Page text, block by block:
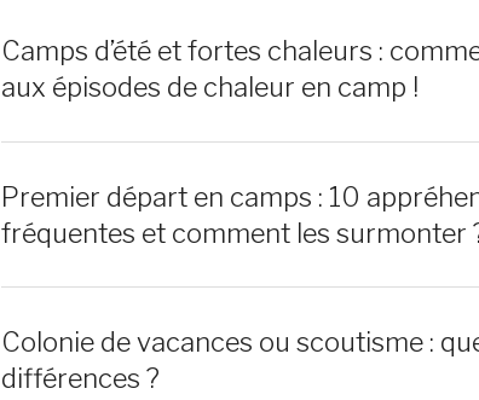
Camps d’été et fortes chaleurs :
aux épisodes de chaleur en camp !
Premier départ en camps : 10
fréquentes et comment les surmonter
Colonie de vacances ou scoutisme :
différences ?